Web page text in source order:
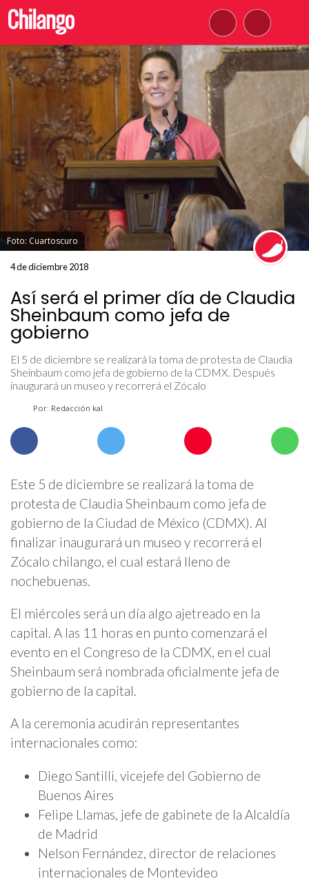
Foto: Cuartoscuro
4 de diciembre 2018
Así será el primer día de Claudia
Sheinbaum como jefa de
gobierno
El 5 de diciembre se realizará la toma de protesta de Claudia
Sheinbaum como jefa de gobierno de la CDMX. Después
inaugurará un museo y recorrerá el Zócalo
Por: Redacción kal
Este 5 de diciembre se realizará la toma de
protesta de Claudia Sheinbaum como jefa de
gobierno de la Ciudad de México (CDMX). Al
finalizar inaugurará un museo y recorrerá el
Zócalo chilango, el cual estará lleno de
nochebuenas.
El miércoles será un día algo ajetreado en la
capital. A las 11 horas en punto comenzará el
evento en el Congreso de la CDMX, en el cual
Sheinbaum será nombrada oficialmente jefa de
gobierno de la capital.
A la ceremonia acudirán representantes
internacionales como:
Diego Santilli, vicejefe del Gobierno de
Buenos Aires
Felipe Llamas, jefe de gabinete de la Alcaldía
de Madrid
Nelson Fernández, director de relaciones
internacionales de Montevideo